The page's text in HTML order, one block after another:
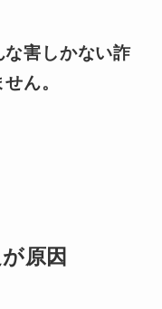
害しかない詐
ん。
原因